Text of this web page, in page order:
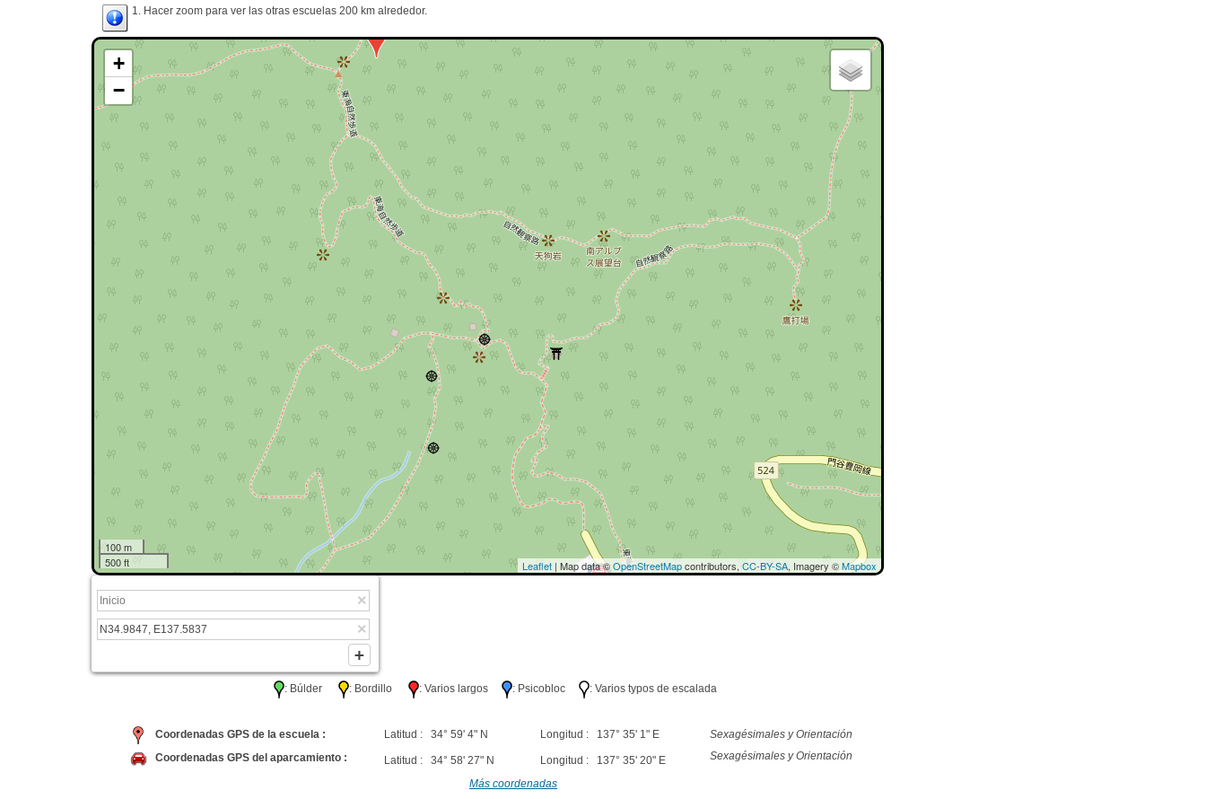
1. Hacer zoom para ver las otras escuelas 200 km alrededor.
+
−
100 m
500 ft
Leaflet| Map data ©OpenStreetMapcontributors, CC-BY-SA, Imagery ©Mapbox
: Búlder : Bordillo : Varios largos : Psicobloc : Varios typos de escalada
Coordenadas GPS de la escuela : Latitud : 34° 59' 4" N Longitud : 137° 35' 1" E
Sexagésimales y Orientación
Coordenadas GPS del aparcamiento :
Latitud : 34° 58' 27" N Longitud : 137° 35' 20" E Sexagésimales y Orientación
Más coordenadas